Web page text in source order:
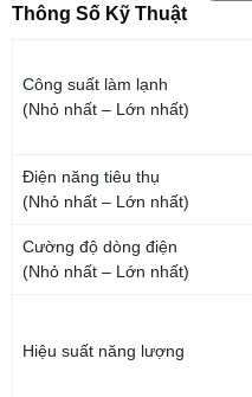
– Điều hòa KawaEco với việc
giúp cho điều hòa làm lạnh
thụ và đặc biệt là giảm hiệu ứng
Thông Số Kỹ Thuật
Công suất làm lạnh
(Nhỏ nhất – Lớn nhất)
Điện năng tiêu thụ
(Nhỏ nhất – Lớn nhất)
Cường độ dòng điện
(Nhỏ nhất – Lớn nhất)
Hiệu suất năng lượng